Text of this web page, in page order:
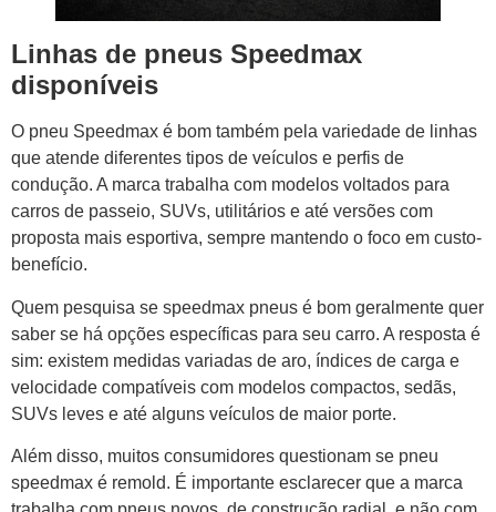
Linhas de pneus Speedmax
disponíveis
O pneu Speedmax é bom também pela variedade de linhas
que atende diferentes tipos de veículos e perfis de
condução. A marca trabalha com modelos voltados para
carros de passeio, SUVs, utilitários e até versões com
proposta mais esportiva, sempre mantendo o foco em custo-
benefício.
Quem pesquisa se speedmax pneus é bom geralmente quer
saber se há opções específicas para seu carro. A resposta é
sim: existem medidas variadas de aro, índices de carga e
velocidade compatíveis com modelos compactos, sedãs,
SUVs leves e até alguns veículos de maior porte.
Além disso, muitos consumidores questionam se pneu
speedmax é remold. É importante esclarecer que a marca